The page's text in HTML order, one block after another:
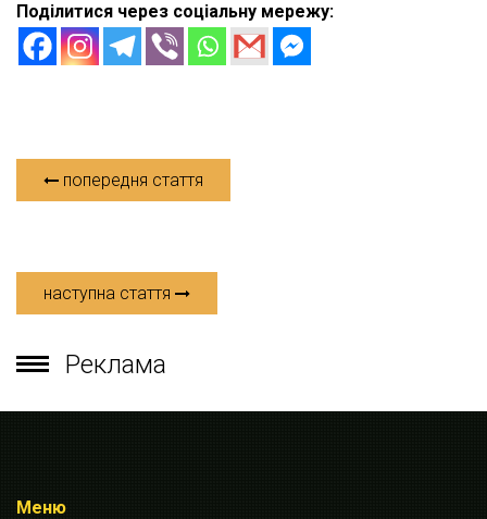
Поділитися через соціальну мережу:
попередня стаття
наступна стаття
Реклама
Меню